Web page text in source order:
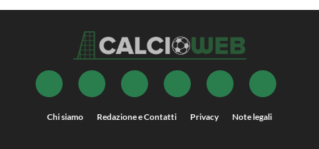
Chi siamo Redazione e Contatti Privacy Note legali